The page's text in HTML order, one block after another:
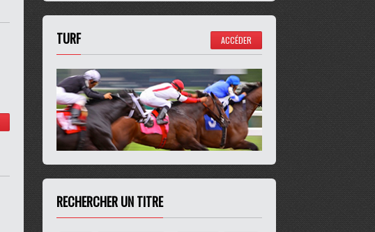
TURF ACCÉDER
RECHERCHER UN TITRE